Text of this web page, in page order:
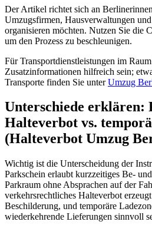
Der Artikel richtet sich an
Umzugsfirmen, Hausverwaltungen
organisieren möchten. Nutzen Sie die
um den Prozess zu beschleunigen.
Für Transportdienstleistungen im
Zusatzinformationen hilfreich sein;
Transporte finden Sie unterUmzug
Unterschiede erklären:
Halteverbot vs.
(Halteverbot Umzug
Wichtig ist die Unterscheidung der
Parkschein erlaubt kurzzeitiges Be-
Parkraum ohne Absprachen auf der
verkehrsrechtliches Halteverbot
Beschilderung, und temporäre
wiederkehrende Lieferungen sinnvoll